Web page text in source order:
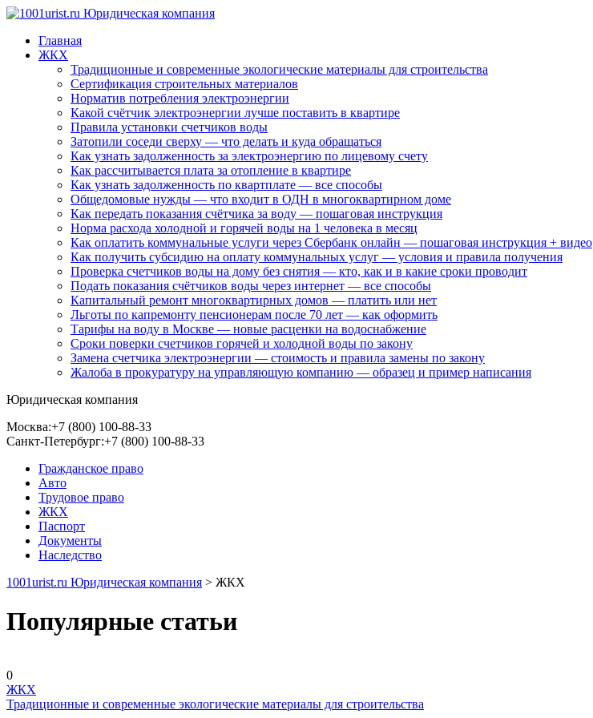
Главная
ЖКХ
Традиционные и современные экологические материалы для строительства
Сертификация строительных материалов
Норматив потребления электроэнергии
Какой счётчик электроэнергии лучше поставить в квартире
Правила установки счетчиков воды
Затопили соседи сверху — что делать и куда обращаться
Как узнать задолженность за электроэнергию по лицевому счету
Как рассчитывается плата за отопление в квартире
Как узнать задолженность по квартплате — все способы
Общедомовые нужды — что входит в ОДН в многоквартирном доме
Как передать показания счётчика за воду — пошаговая инструкция
Норма расхода холодной и горячей воды на 1 человека в месяц
Как оплатить коммунальные услуги через Сбербанк онлайн — пошаговая инструкция + видео
Как получить субсидию на оплату коммунальных услуг — условия и правила получения
Проверка счетчиков воды на дому без снятия — кто, как и в какие сроки проводит
Подать показания счётчиков воды через интернет — все способы
Капитальный ремонт многоквартирных домов — платить или нет
Льготы по капремонту пенсионерам после 70 лет — как оформить
Тарифы на воду в Москве — новые расценки на водоснабжение
Сроки поверки счетчиков горячей и холодной воды по закону
Замена счетчика электроэнергии — стоимость и правила замены по закону
Жалоба в прокуратуру на управляющую компанию — образец и пример написания
Юридическая компания
Москва:+7 (800) 100-88-33
Санкт-Петербург:+7 (800) 100-88-33
Гражданское право
Авто
Трудовое право
ЖКХ
Паспорт
Документы
Наследство
1001urist.ru Юридическая компания > ЖКХ
Популярные статьи
0
ЖКХ
Традиционные и современные экологические материалы для строительства